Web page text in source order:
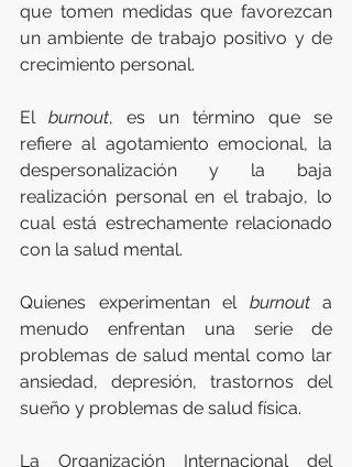
que tomen medidas que favorezcan
un ambiente de trabajo positivo y de
crecimiento personal.
El burnout, es un término que se
refiere al agotamiento emocional, la
despersonalización y la baja
realización personal en el trabajo, lo
cual está estrechamente relacionado
con la salud mental.
Quienes experimentan el burnout a
menudo enfrentan una serie de
problemas de salud mental como lar
ansiedad, depresión, trastornos del
sueño y problemas de salud física.
La Organización Internacional del